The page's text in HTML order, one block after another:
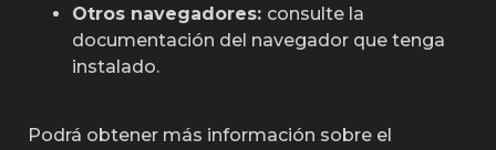
Otros navegadores: consulte la
documentación del navegador que tenga
instalado.
Podrá obtener más información sobre el